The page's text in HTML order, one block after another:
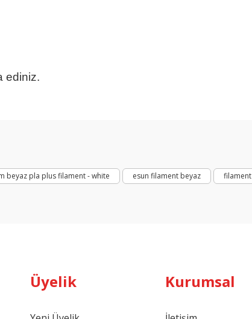
ediniz.
Yorum Yaz
beyaz pla plus filament - white esun filament beyaz filament
Üyelik Kurumsal